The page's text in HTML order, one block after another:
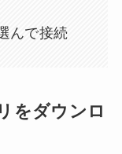
んで接続
をダウンロ